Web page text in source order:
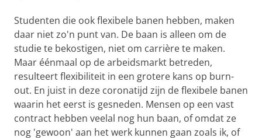
Studenten die ook flexibele banen hebben, maken
daar niet zo'n punt van. De baan is alleen om de
studie te bekostigen, niet om carrière te maken.
Maar éénmaal op de arbeidsmarkt betreden,
resulteert flexibiliteit in een grotere kans op burn-
out. En juist in deze coronatijd zijn de flexibele banen
waarin het eerst is gesneden. Mensen op een vast
contract hebben veelal nog hun baan, of omdat ze
nog 'gewoon' aan het werk kunnen gaan zoals ik, of